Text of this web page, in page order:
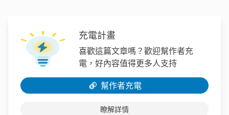
充電計畫
喜歡這篇文章嗎？歡迎幫作者充
電，好內容值得更多人支持
幫作者充電
瞭解詳情